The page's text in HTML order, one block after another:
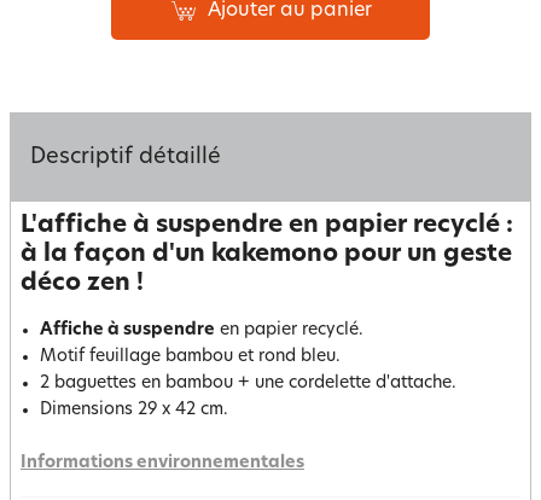
Ajouter au panier
Descriptif détaillé
L'affiche à suspendre en papier recyclé :
à la façon d'un kakemono pour un geste
déco zen !
Affiche à suspendre en papier recyclé.
Motif feuillage bambou et rond bleu.
2 baguettes en bambou + une cordelette d'attache.
Dimensions 29 x 42 cm.
Informations environnementales